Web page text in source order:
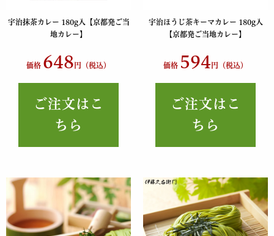
宇治抹茶カレー 180g入【京都発ご当
地カレー】
価格 648 円（税込）
ご注文はこ
ちら
宇治ほうじ茶キーマカレー 180g入
【京都発ご当地カレー】
価格 594円（税込）
ご注文はこ
ちら